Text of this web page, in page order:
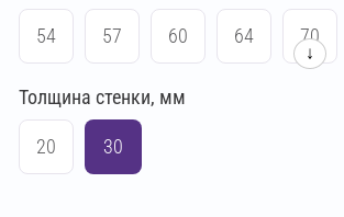
54 57 60 64 70
76 83 89
133
↓
Толщина стенки, мм
20 30